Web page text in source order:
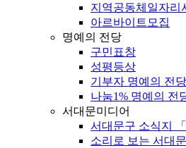
지역공동체일자리
아르바이트모집
명예의 전당
구민표창
성평등상
기부자 명예의 전당
나눔1% 명예의 전
서대문미디어
서대문구 소식지
소리로 보는 서대